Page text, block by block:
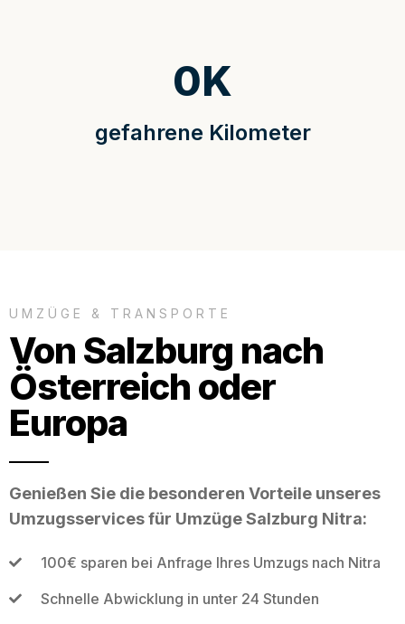
gefahrene Kilometer
0K
UMZÜGE & TRANSPORTE
Von Salzburg nach
Österreich oder
Europa
Genießen Sie die besonderen Vorteile unseres
Umzugsservices für Umzüge Salzburg Nitra:
100€ sparen bei Anfrage Ihres Umzugs nach Nitra
Schnelle Abwicklung in unter 24 Stunden